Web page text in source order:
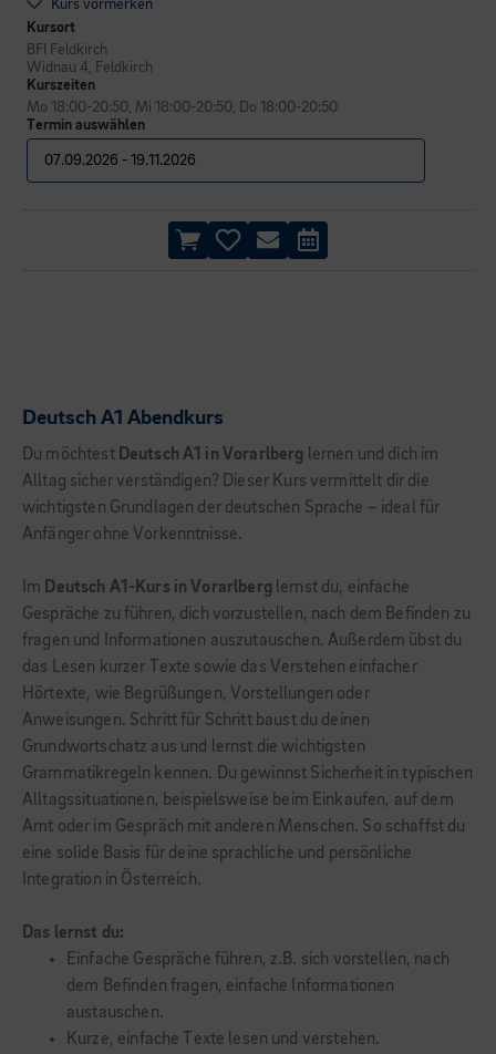
Kurs vormerken
Kursort
BFI Feldkirch
Widnau 4, Feldkirch
Termin auswählen
Kurszeiten
Mo 18:00-20:50, Mi 18:00-20:50, Do 18:00-20:50
Deutsch A1 Abendkurs
Du möchtest Deutsch A1 in Vorarlberg lernen und dich im
Alltag sicher verständigen? Dieser Kurs vermittelt dir die
wichtigsten Grundlagen der deutschen Sprache – ideal für
Anfänger ohne Vorkenntnisse.
Im Deutsch A1-Kurs in Vorarlberg lernst du, einfache
Gespräche zu führen, dich vorzustellen, nach dem Befinden zu
fragen und Informationen auszutauschen. Außerdem übst du
das Lesen kurzer Texte sowie das Verstehen einfacher
Hörtexte, wie Begrüßungen, Vorstellungen oder
Anweisungen. Schritt für Schritt baust du deinen
Grundwortschatz aus und lernst die wichtigsten
Grammatikregeln kennen. Du gewinnst Sicherheit in typischen
Alltagssituationen, beispielsweise beim Einkaufen, auf dem
Amt oder im Gespräch mit anderen Menschen. So schaffst du
eine solide Basis für deine sprachliche und persönliche
Integration in Österreich.
Das lernst du:
Einfache Gespräche führen, z.B. sich vorstellen, nach
dem Befinden fragen, einfache Informationen
austauschen.
Kurze, einfache Texte lesen und verstehen.